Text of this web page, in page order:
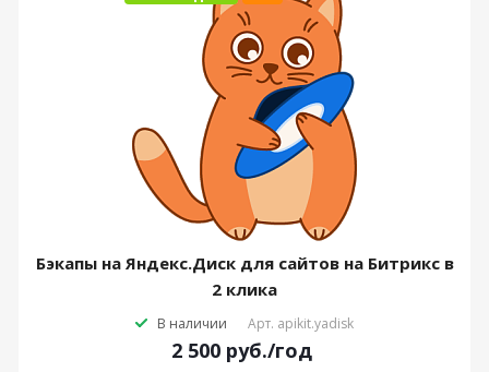
Бэкапы на Яндекс.Диск для сайтов на Битрикс в
2 клика
В наличии Арт. apikit.yadisk
2 500 руб./год